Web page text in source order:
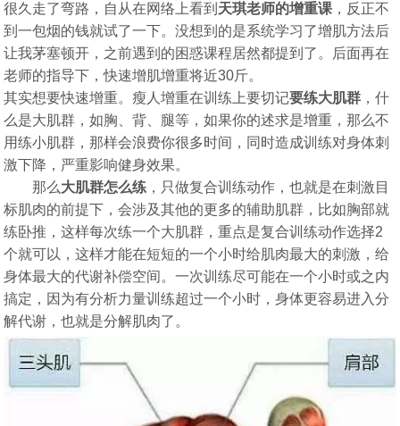
很久走了弯路，自从在网络上看到 天琪老师的增重课 ，反正不
到一包烟的钱就试了一下。没想到的是系统学习了增肌方法后
让我茅塞顿开，之前遇到的困惑课程居然都提到了。后面再在
老师的指导下，快速增肌增重将近30斤。
其实想要快速增重。瘦人增重在训练上要切记要练大肌群 ，什
么是大肌群，如胸、背、腿等，如果你的述求是增重，那么不
用练小肌群，那样会浪费你很多时间，同时造成训练对身体刺
激下降，严重影响健身效果。
那么大肌群怎么练 ，只做复合训练动作，也就是在刺激目
标肌肉的前提下，会涉及其他的更多的辅助肌群，比如胸部就
练卧推，这样每次练一个大肌群，重点是复合训练动作选择2
个就可以，这样才能在短短的一个小时给肌肉最大的刺激，给
身体最大的代谢补偿空间。一次训练尽可能在一个小时或之内
搞定，因为有分析力量训练超过一个小时，身体更容易进入分
解代谢，也就是分解肌肉了。